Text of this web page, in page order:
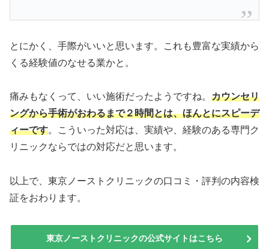
とにかく、手際がいいと思います。これも豊富な実績から
くる経験値のなせる業かと。
痛みもなくって、いい施術だったようですね。 カウンセリ
ングから手術がおわるまで２時間とは、ほんとにスピーデ
ィーです。こういった対応は、実績や、経験のある専門ク
リニックならではの対応だと思います。
以上で、東京ノーストクリニックの口コミ・評判の内容検
証をおわります。
東京ノーストクリニックの公式サイトはこちら